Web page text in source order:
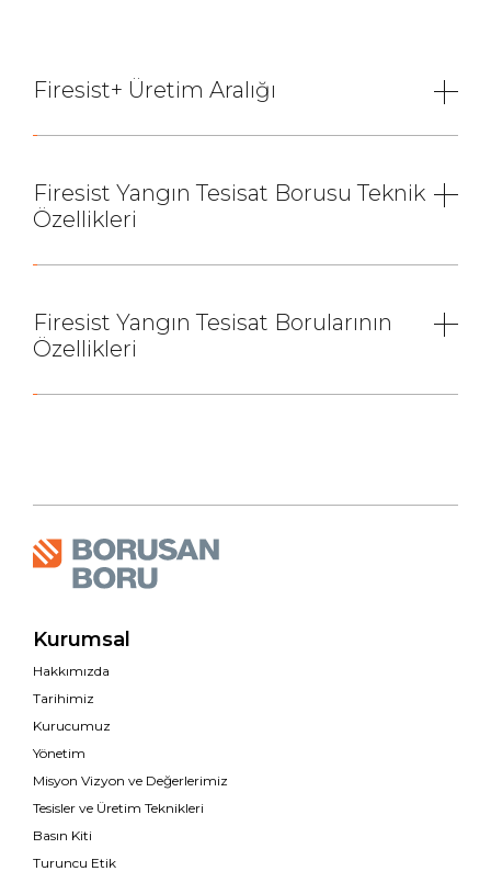
Firesist+ Üretim Aralığı
Firesist Yangın Tesisat Borusu Teknik
Özellikleri
Firesist Yangın Tesisat Borularının
Özellikleri
Kurumsal
Hakkımızda
Tarihimiz
Kurucumuz
Yönetim
Misyon Vizyon ve Değerlerimiz
Tesisler ve Üretim Teknikleri
Basın Kiti
Turuncu Etik